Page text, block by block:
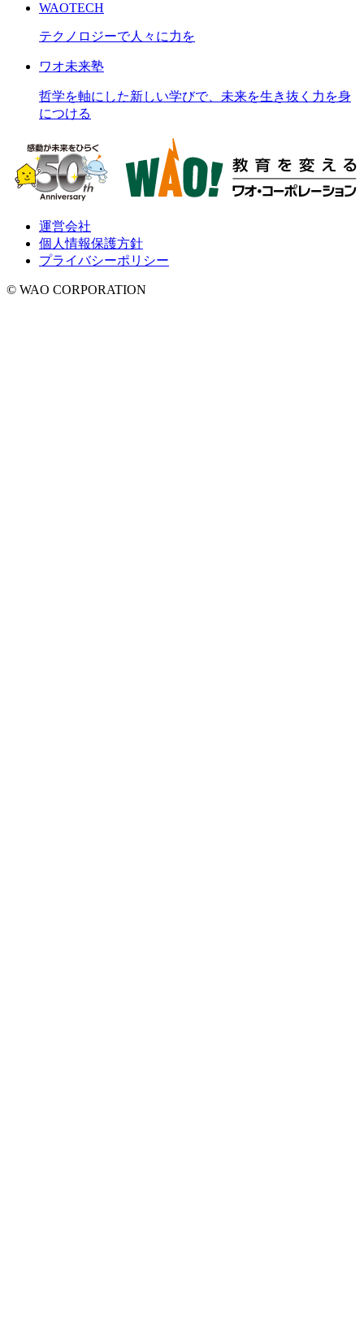
WAOTECH
テクノロジーで人々に力を
ワオ未来塾
哲学を軸にした新しい学びで、未来を生き抜く力を身
につける
運営会社
個人情報保護方針
プライバシーポリシー
© WAO CORPORATION